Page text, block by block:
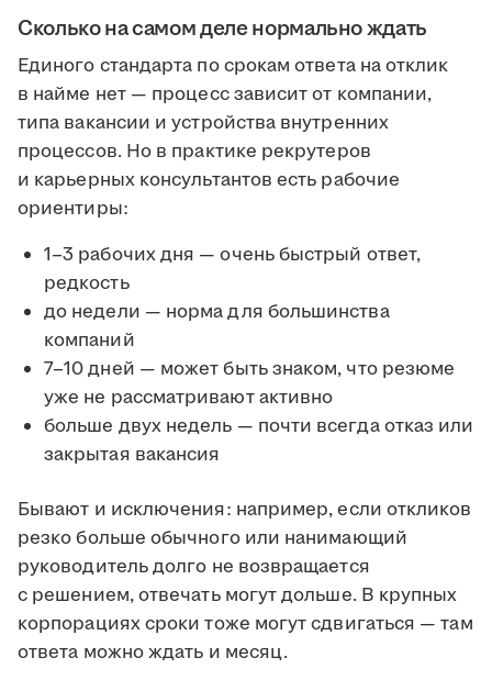
Сколько на самом деле нормально ждать
Единого стандарта по срокам ответа на отклик
в найме нет — процесс зависит от компании,
типа вакансии и устройства внутренних
процессов. Но в практике рекрутеров
и карьерных консультантов есть рабочие
ориентиры:
1–3 рабочих дня — очень быстрый ответ,
редкость
до недели — норма для большинства
компаний
7–10 дней — может быть знаком, что резюме
уже не рассматривают активно
больше двух недель — почти всегда отказ или
закрытая вакансия
Бывают и исключения: например, если откликов
резко больше обычного или нанимающий
руководитель долго не возвращается
с решением, отвечать могут дольше. В крупных
корпорациях сроки тоже могут сдвигаться — там
ответа можно ждать и месяц.